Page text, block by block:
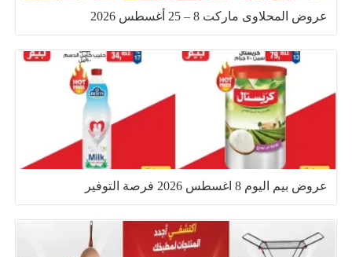
عروض المحلاوى ماركت 8 – 25 أغسطس 2026
عروض بيم اليوم 8 اغسطس 2026 فرصة التوفير